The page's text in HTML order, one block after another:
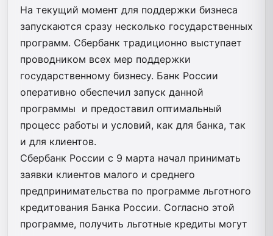
На текущий момент для поддержки бизнеса
запускаются сразу несколько государственных
программ. Сбербанк традиционно выступает
проводником всех мер поддержки
государственному бизнесу. Банк России
оперативно обеспечил запуск данной
программы и предоставил оптимальный
процесс работы и условий, как для банка, так
и для клиентов.
Сбербанк России с 9 марта начал принимать
заявки клиентов малого и среднего
предпринимательства по программе льготного
кредитования Банка России. Согласно этой
программе, получить льготные кредиты могут